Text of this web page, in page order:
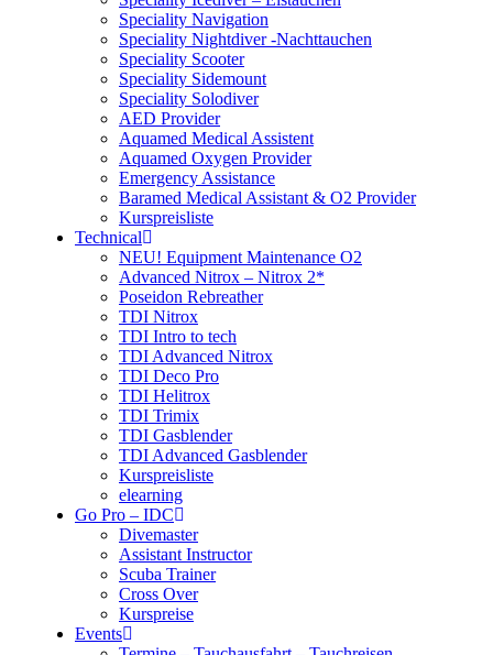
Speciality Navigation
Speciality Nightdiver -Nachttauchen
Speciality Scooter
Speciality Sidemount
Speciality Solodiver
AED Provider
Aquamed Medical Assistent
Aquamed Oxygen Provider
Emergency Assistance
Baramed Medical Assistant & O2 Provider
Kurspreisliste
Technical
NEU! Equipment Maintenance O2
Advanced Nitrox – Nitrox 2*
Poseidon Rebreather
TDI Nitrox
TDI Intro to tech
TDI Advanced Nitrox
TDI Deco Pro
TDI Helitrox
TDI Trimix
TDI Gasblender
TDI Advanced Gasblender
Kurspreisliste
elearning
Go Pro – IDC
Divemaster
Assistant Instructor
Scuba Trainer
Cross Over
Kurspreise
Events